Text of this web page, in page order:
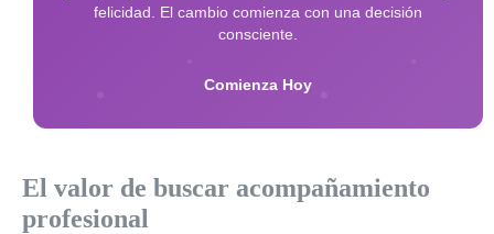
felicidad. El cambio comienza con una decisión
consciente.
Comienza Hoy
El valor de buscar acompañamiento
profesional